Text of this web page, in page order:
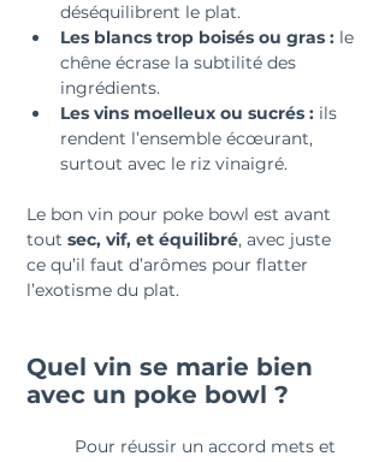
déséquilibrent le plat.
Les blancs trop boisés ou gras : le
chêne écrase la subtilité des
ingrédients.
Les vins moelleux ou sucrés : ils
rendent l’ensemble écœurant,
surtout avec le riz vinaigré.
Le bon vin pour poke bowl est avant
tout sec, vif, et équilibré, avec juste
ce qu’il faut d’arômes pour flatter
l’exotisme du plat.
Quel vin se marie bien
avec un poke bowl ?